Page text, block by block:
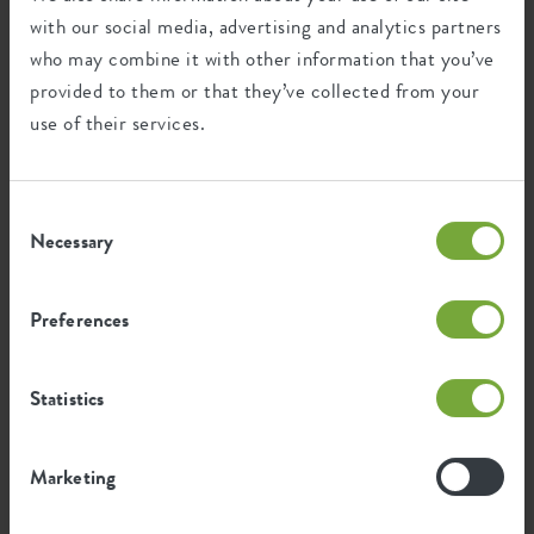
with our social media, advertising and analytics partners
who may combine it with other information that you’ve
provided to them or that they’ve collected from your
use of their services.
Selection
Necessary
Preferences
Statistics
Marketing
Dieses Produkt besteht zu 100% aus
Post-Verbraucher-Abfällen und zu 0% aus
Post-industriellen Abfällen.
Zertifikate Garantie
Jahre
UV-beständig
frostbeständig